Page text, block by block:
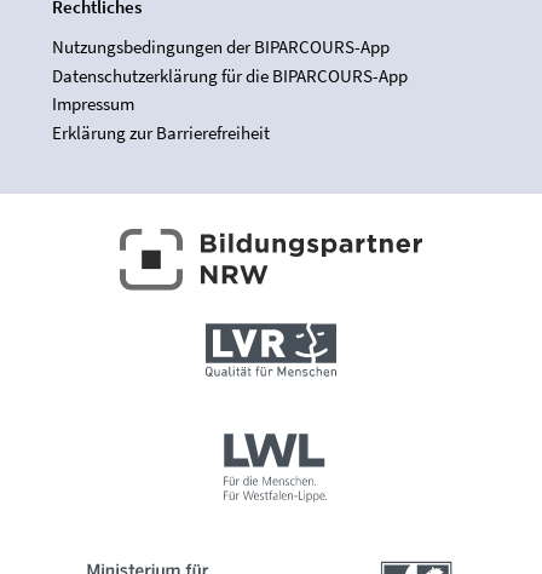
Rechtliches
Nutzungsbedingungen der BIPARCOURS-App
Datenschutzerklärung für die BIPARCOURS-App
Impressum
Erklärung zur Barrierefreiheit